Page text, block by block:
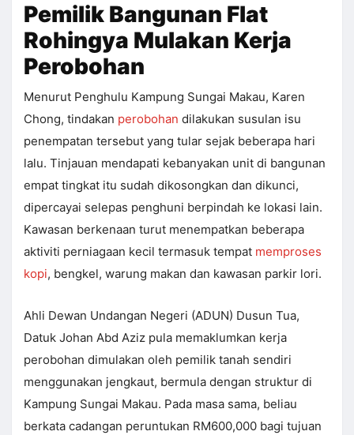
Pemilik Bangunan Flat
Rohingya Mulakan Kerja
Perobohan
Menurut Penghulu Kampung Sungai Makau, Karen
Chong, tindakan perobohan dilakukan susulan isu
penempatan tersebut yang tular sejak beberapa hari
lalu. Tinjauan mendapati kebanyakan unit di bangunan
empat tingkat itu sudah dikosongkan dan dikunci,
dipercayai selepas penghuni berpindah ke lokasi lain.
Kawasan berkenaan turut menempatkan beberapa
aktiviti perniagaan kecil termasuk tempat memproses
kopi, bengkel, warung makan dan kawasan parkir lori.
Ahli Dewan Undangan Negeri (ADUN) Dusun Tua,
Datuk Johan Abd Aziz pula memaklumkan kerja
perobohan dimulakan oleh pemilik tanah sendiri
menggunakan jengkaut, bermula dengan struktur di
Kampung Sungai Makau. Pada masa sama, beliau
berkata cadangan peruntukan RM600,000 bagi tujuan